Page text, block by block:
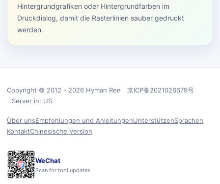
Hintergrundgrafiken oder Hintergrundfarben im
Druckdialog, damit die Rasterlinien sauber gedruckt
werden.
Copyright © 2012 - 2026 Hyman Ren 京ICP备2021026679号
Server in: US
Über unsEmpfehlungen und AnleitungenUnterstützenSprachen
KontaktChinesische Version
WeChat
Scan for tool updates.